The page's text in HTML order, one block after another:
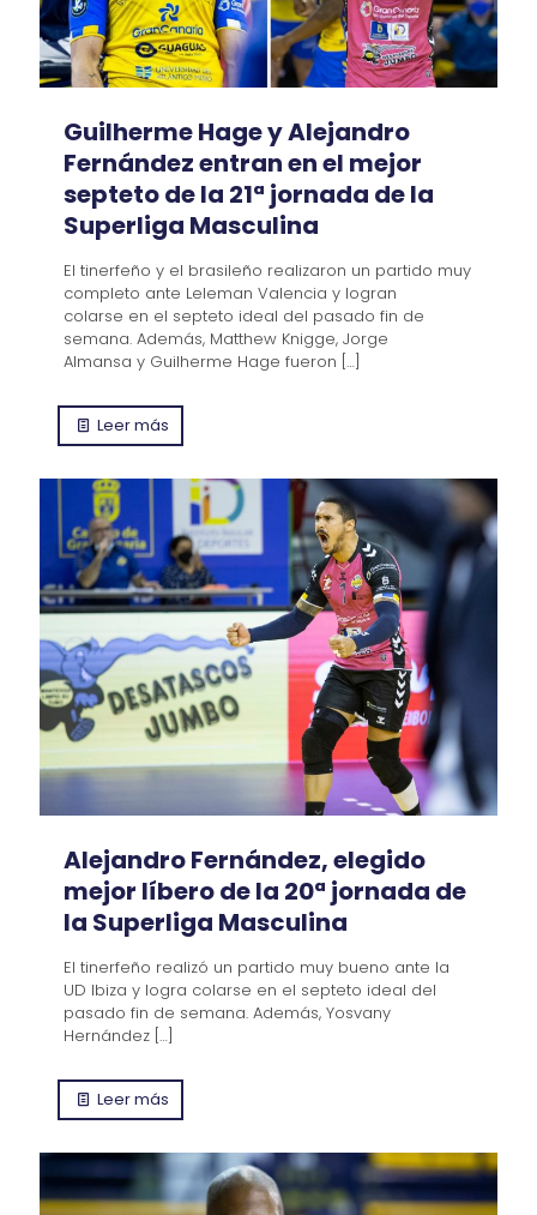
Guilherme Hage y Alejandro
Fernández entran en el mejor
septeto de la 21ª jornada de la
Superliga Masculina
El tinerfeño y el brasileño realizaron un partido muy
completo ante Leleman Valencia y logran
colarse en el septeto ideal del pasado fin de
semana. Además, Matthew Knigge, Jorge
Almansa y Guilherme Hage fueron […]
Leer más
Alejandro Fernández, elegido
mejor líbero de la 20ª jornada de
la Superliga Masculina
El tinerfeño realizó un partido muy bueno ante la
UD Ibiza y logra colarse en el septeto ideal del
pasado fin de semana. Además, Yosvany
Hernández […]
Leer más